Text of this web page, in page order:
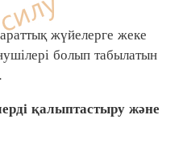
жүйелерге жеке
болып табылатын
қалыптастыру және